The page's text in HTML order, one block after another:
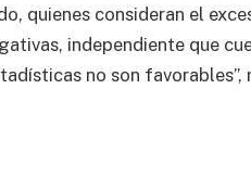
quienes consideran el
independiente que
no son favorables”,